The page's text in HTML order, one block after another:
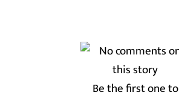
Be the first one to